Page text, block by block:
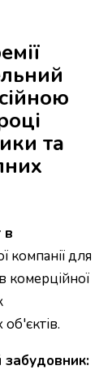
та
в
компанії для
комерційної